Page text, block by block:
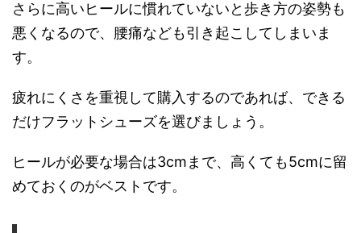
さらに高いヒールに慣れていないと歩き方の姿勢も
悪くなるので、腰痛なども引き起こしてしまいま
す。
疲れにくさを重視して購入するのであれば、できる
だけフラットシューズを選びましょう。
ヒールが必要な場合は3cmまで、高くても5cmに留
めておくのがベストです。